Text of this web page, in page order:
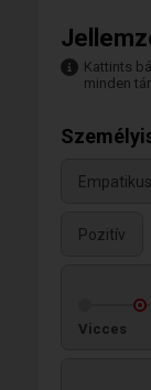
Kattints
minden
Empatikus
Pozitív
Vicces